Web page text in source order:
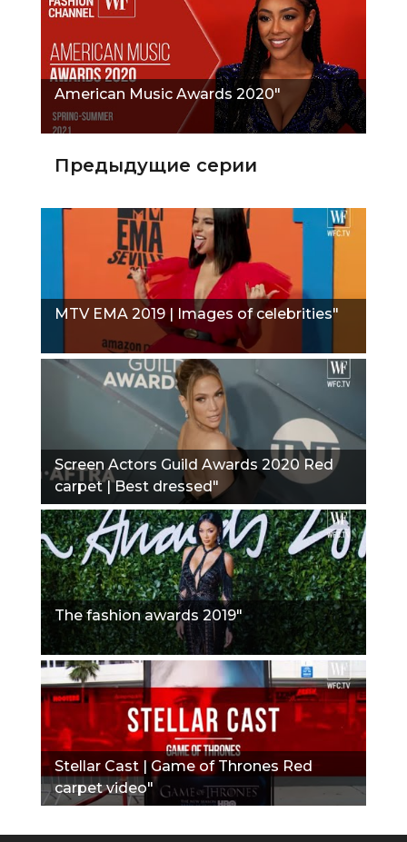
American Music Awards 2020"
Предыдущие серии
MTV EMA 2019 | Images of celebrities"
Screen Actors Guild Awards 2020 Red
carpet | Best dressed"
The fashion awards 2019"
Stellar Cast | Game of Thrones Red
carpet video"